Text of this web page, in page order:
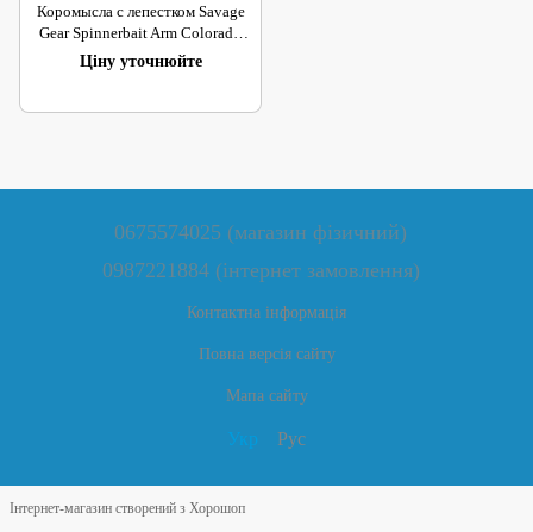
Коромысла с лепестком Savage
Gear Spinnerbait Arm Colorado
Blade S (SG43649)
Ціну уточнюйте
0675574025 (магазин фізичний)
0987221884 (інтернет замовлення)
Контактна інформація
Повна версія сайту
Мапа сайту
Укр Рус
Інтернет-магазин створений з Хорошоп